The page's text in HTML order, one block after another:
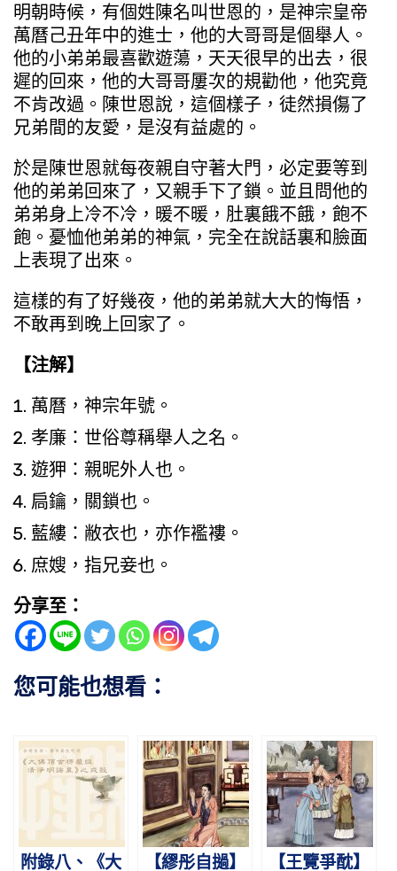
明朝時候，有個姓陳名叫世恩的，是神宗皇帝
萬曆己丑年中的進士，他的大哥哥是個舉人。
他的小弟弟最喜歡遊蕩，天天很早的出去，很
遲的回來，他的大哥哥屢次的規勸他，他究竟
不肯改過。陳世恩說，這個樣子，徒然損傷了
兄弟間的友愛，是沒有益處的。
於是陳世恩就每夜親自守著大門，必定要等到
他的弟弟回來了，又親手下了鎖。並且問他的
弟弟身上冷不冷，暖不暖，肚裏餓不餓，飽不
飽。憂恤他弟弟的神氣，完全在說話裏和臉面
上表現了出來。
這樣的有了好幾夜，他的弟弟就大大的悔悟，
不敢再到晚上回家了。
【注解】
萬曆，神宗年號。
孝廉：世俗尊稱舉人之名。
遊狎：親昵外人也。
扃鑰，關鎖也。
藍縷：敝衣也，亦作襤褸。
庶嫂，指兄妾也。
分享至：
您可能也想看：
附錄八、《大
【繆彤自撾】
【王覽爭酖】